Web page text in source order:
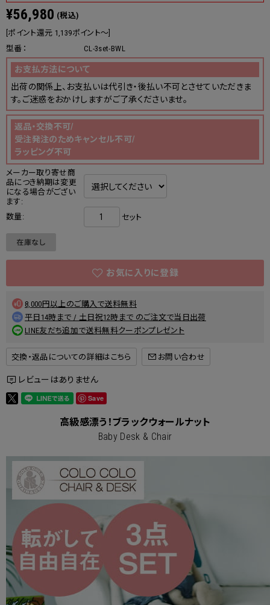
¥56,980 (税込)
[ポイント還元 1,139ポイント～]
型番：
CL-3set-BWL
お支払方法について
出荷の関係上、お支払いは代引き・後払い不可とさせていただきま
す。ご迷惑をおかけしますがご了承くださいませ。
返品・交換不可/
受注発注のためキャンセル不可/
ラッピング不可
メーカー取り寄せ商
品につき納期は変更
になる場合がござい
ます:
数量:
セット
8,000円以上のご購入で送料無料
平日14時まで / 土日祝12時まで のご注文で当日出荷
LINE友だち追加で送料無料クーポンプレゼント
交換・返品についての詳細はこちら
レビューはありません
Save
高級感漂う！ブラックウォールナット
Baby Desk & Chair